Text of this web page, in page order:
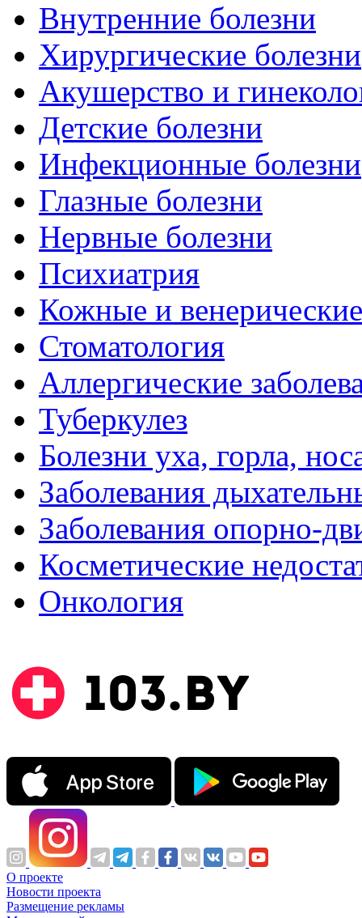
Внутренние болезни
Хирургические болезни
Акушерство и
Детские болезни
Инфекционные болезни
Глазные болезни
Нервные болезни
Психиатрия
Кожные и
Стоматология
Аллергические
Туберкулез
Болезни уха, горла,
Заболевания
Заболевания опорно-
Косметические
Онкология
О проекте
Новости проекта
Размещение рекламы